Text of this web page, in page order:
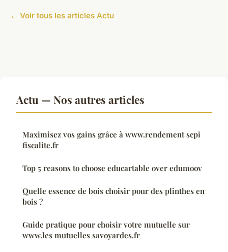
← Voir tous les articles Actu
Actu — Nos autres articles
Maximisez vos gains grâce à www.rendement scpi
fiscalite.fr
Top 5 reasons to choose educartable over edumoov
Quelle essence de bois choisir pour des plinthes en
bois ?
Guide pratique pour choisir votre mutuelle sur
www.les mutuelles savoyardes.fr